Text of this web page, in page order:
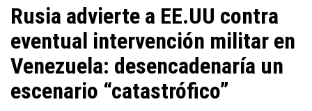
Rusia advierte a EE.UU contra
eventual intervención militar en
Venezuela: desencadenaría un
escenario “catastrófico”